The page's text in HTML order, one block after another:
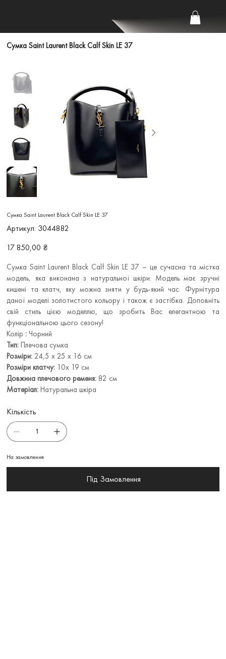
Сумка Saint Laurent Black Calf Skin LE 37
Сумка Saint Laurent Black Calf Skin LE 37
Артикул:
Артикул
3044882
3044882
Ціна
17 850,00 ₴
Сумка Saint Laurent Black Calf Skin LE 37 – це сучасна та містка
модель, яка виконана з натуральної шкіри. Модель має зручні
кишені та клатч, яку можна зняти у будь-який час. Фурнітура
даної моделі золотистого кольору і також є застібка. Доповніть
свій стиль цією моделлю, що зробить Вас елегантною та
функціональною цього сезону!
Колір : Чорний
Тип: Плечова сумка
Розміри: 24,5 x 25 x 16 см
Розміри клатчу: 10x 19 см
Довжина плечового ременя: 82 см
Матеріал: Натуральна шкіра
Кількість
На замовлення
Під Замовлення